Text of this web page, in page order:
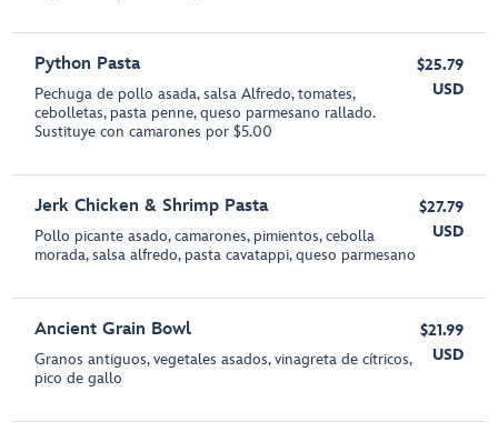
Python Pasta
Pechuga de pollo asada, salsa Alfredo, tomates,
cebolletas, pasta penne, queso parmesano rallado.
Sustituye con camarones por $5.00
$25.79
USD
Jerk Chicken & Shrimp Pasta
Pollo picante asado, camarones, pimientos, cebolla
morada, salsa alfredo, pasta cavatappi, queso parmesano
$27.79
USD
Ancient Grain Bowl
Granos antiguos, vegetales asados, vinagreta de cítricos,
pico de gallo
$21.99
USD